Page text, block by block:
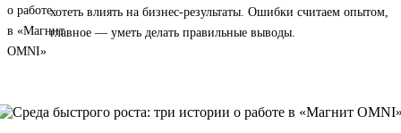
хотеть влиять на бизнес-результаты. Ошибки считаем опытом,
главное — уметь делать правильные выводы.